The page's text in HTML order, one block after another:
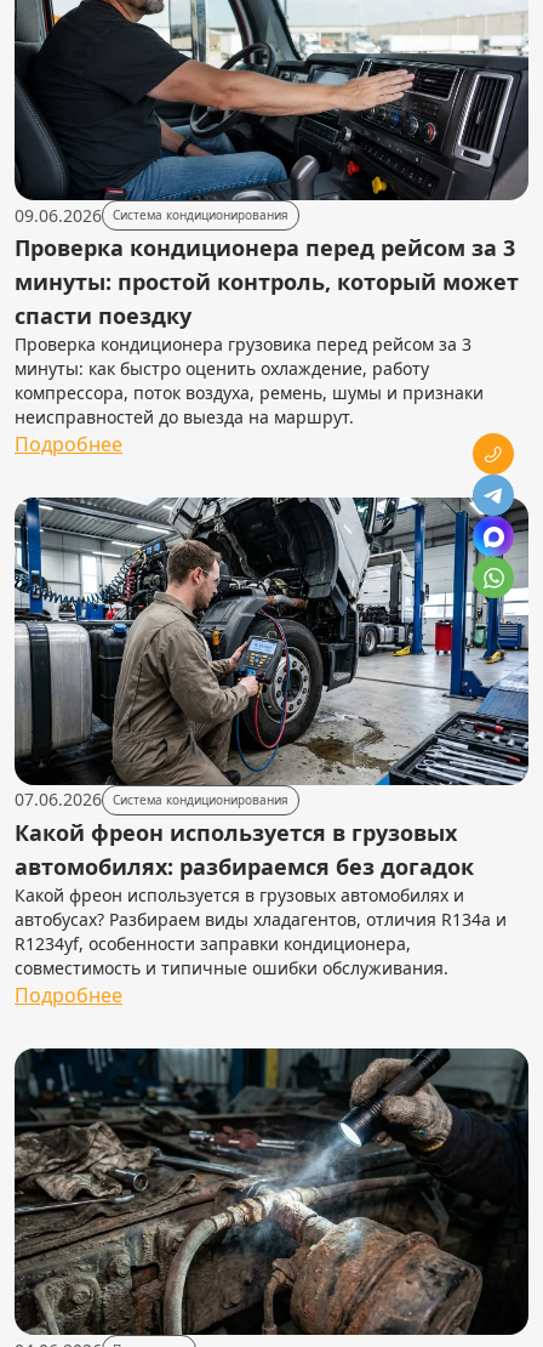
09.06.2026 Система кондиционирования
Проверка кондиционера перед рейсом за 3
минуты: простой контроль, который может
спасти поездку
Проверка кондиционера грузовика перед рейсом за 3
минуты: как быстро оценить охлаждение, работу
компрессора, поток воздуха, ремень, шумы и признаки
неисправностей до выезда на маршрут.
Подробнее
07.06.2026 Система кондиционирования
Какой фреон используется в грузовых
автомобилях: разбираемся без догадок
Какой фреон используется в грузовых автомобилях и
автобусах? Разбираем виды хладагентов, отличия R134a и
R1234yf, особенности заправки кондиционера,
совместимость и типичные ошибки обслуживания.
Подробнее